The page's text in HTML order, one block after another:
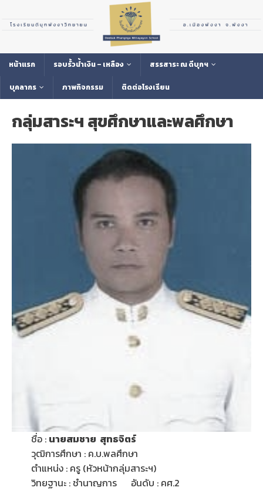
หน้าแรก รอบรั้วน้ำเงิน – เหลือง สรรสาระ ณ ดีบุกฯ
บุคลากร ภาพกิจกรรม ติดต่อโรงเรียน
กลุ่มสาระฯ สุขศึกษาและพลศึกษา
ชื่อ : นายสมชาย สุทธจิตร์
วุฒิการศึกษา : ค.บ.พลศึกษา
ตำแหน่ง : ครู (หัวหน้ากลุ่มสาระฯ)
วิทยฐานะ : ชำนาญการ อันดับ : คศ.2